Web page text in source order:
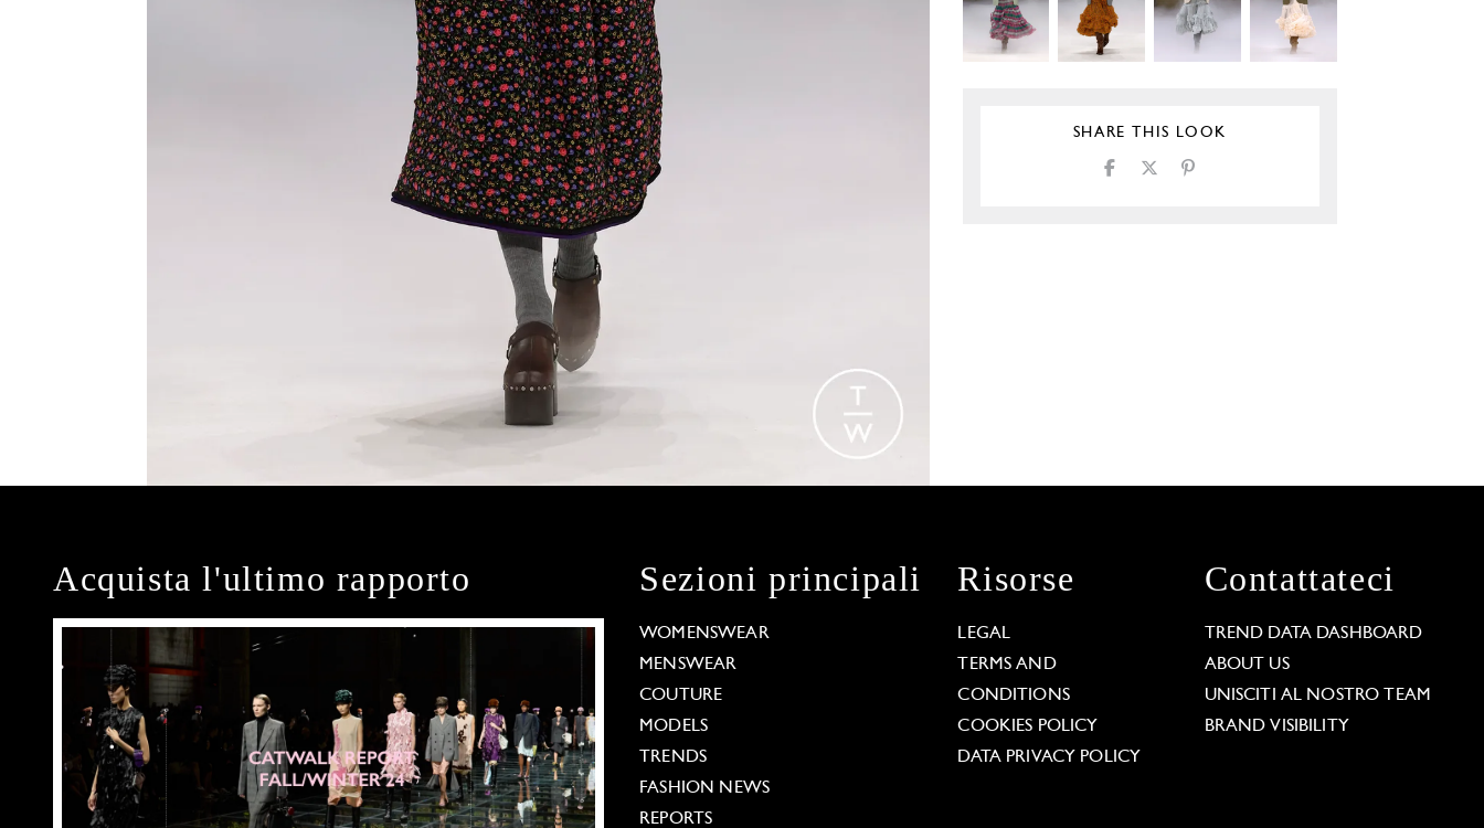
SHARE THIS LOOK
Acquista l'ultimo rapporto Sezioni principali
WOMENSWEAR
MENSWEAR
COUTURE
MODELS
TRENDS
FASHION NEWS
REPORTS
Risorse
LEGAL
TERMS AND
CONDITIONS
COOKIES POLICY
DATA PRIVACY POLICY
Contattateci
TREND DATA DASHBOARD
ABOUT US
UNISCITI AL NOSTRO TEAM
BRAND VISIBILITY